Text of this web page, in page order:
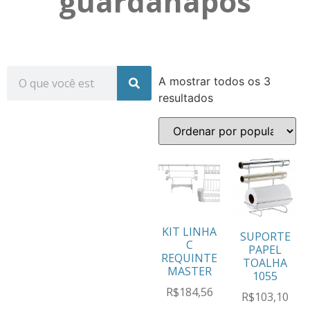
A mostrar todos os 3
resultados
KIT LINHA
C
REQUINTE
MASTER
R$184,56
SUPORTE
PAPEL
TOALHA
1055
R$103,10